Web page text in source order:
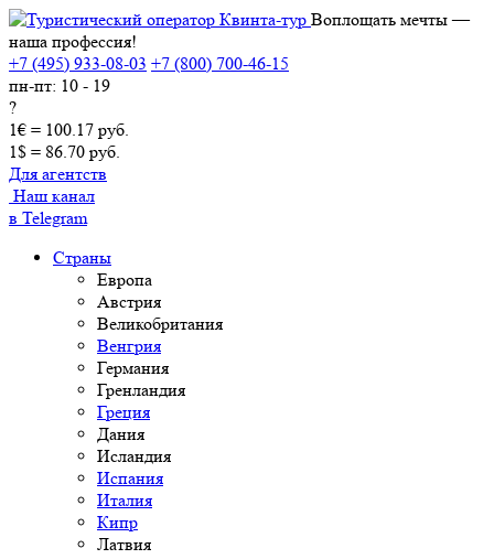
Воплощать мечты —
наша профессия!
+7 (495) 933-08-03 +7 (800) 700-46-15
пн-пт: 10 - 19
?
1€ = 100.17 руб.
1$ = 86.70 руб.
Для агентств
Наш канал
в Telegram
Страны
Европа
Австрия
Великобритания
Венгрия
Германия
Гренландия
Греция
Дания
Исландия
Испания
Италия
Кипр
Латвия